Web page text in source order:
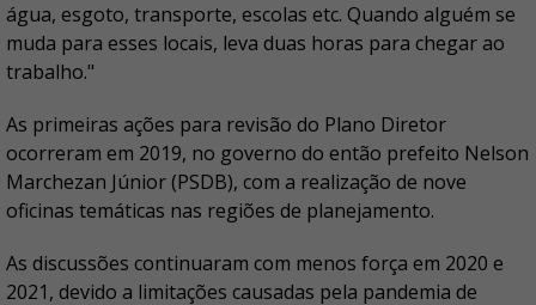
água, esgoto, transporte, escolas etc. Quando alguém se
muda para esses locais, leva duas horas para chegar ao
trabalho."
As primeiras ações para revisão do Plano Diretor
ocorreram em 2019, no governo do então prefeito Nelson
Marchezan Júnior (PSDB), com a realização de nove
oficinas temáticas nas regiões de planejamento.
As discussões continuaram com menos força em 2020 e
2021, devido a limitações causadas pela pandemia de